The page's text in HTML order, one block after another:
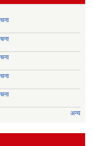
अन्य